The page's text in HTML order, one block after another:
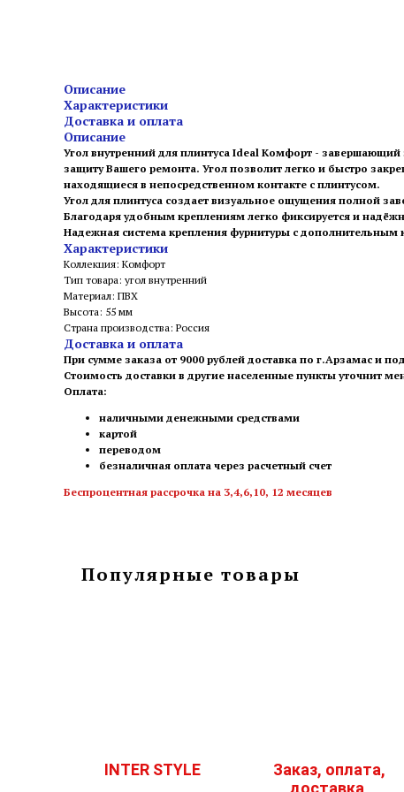
Описание
Характеристики
Доставка и оплата
Описание
Угол внутренний для плинтуса Ideal Комфорт -
защиту Вашего ремонта. Угол позволит легко и быстро
находящиеся в непосредственном контакте с плинтусом.
Угол для плинтуса создает визуальное ощущения полной
Благодаря удобным креплениям легко фиксируется и
Надежная система крепления фурнитуры с дополнительным
Характеристики
Коллекция: Комфорт
Тип товара: угол внутренний
Материал: ПВХ
Высота: 55 мм
Страна производства: Россия
Доставка и оплата
При сумме заказа от 9000 рублей доставка по г.Арзамас и
Стоимость доставки в другие населенные пункты уточнит
Оплата:
наличными денежными средствами
картой
переводом
безналичная оплата через расчетный счет
Беспроцентная рассрочка на 3,4,6,10, 12 месяцев
Популярные товары
INTER STYLE
Заказ, оплата,
доставка,